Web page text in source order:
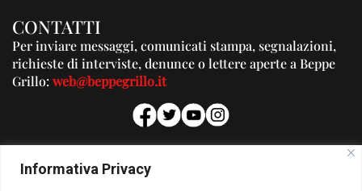
Informativa Privacy
CONTATTI
Per inviare messaggi, comunicati stampa, segnalazioni,
richieste di interviste, denunce o lettere aperte a Beppe
Grillo:web@beppegrillo.it
PUBBLICITA'
Per la tua pubblicità su questo Blog: